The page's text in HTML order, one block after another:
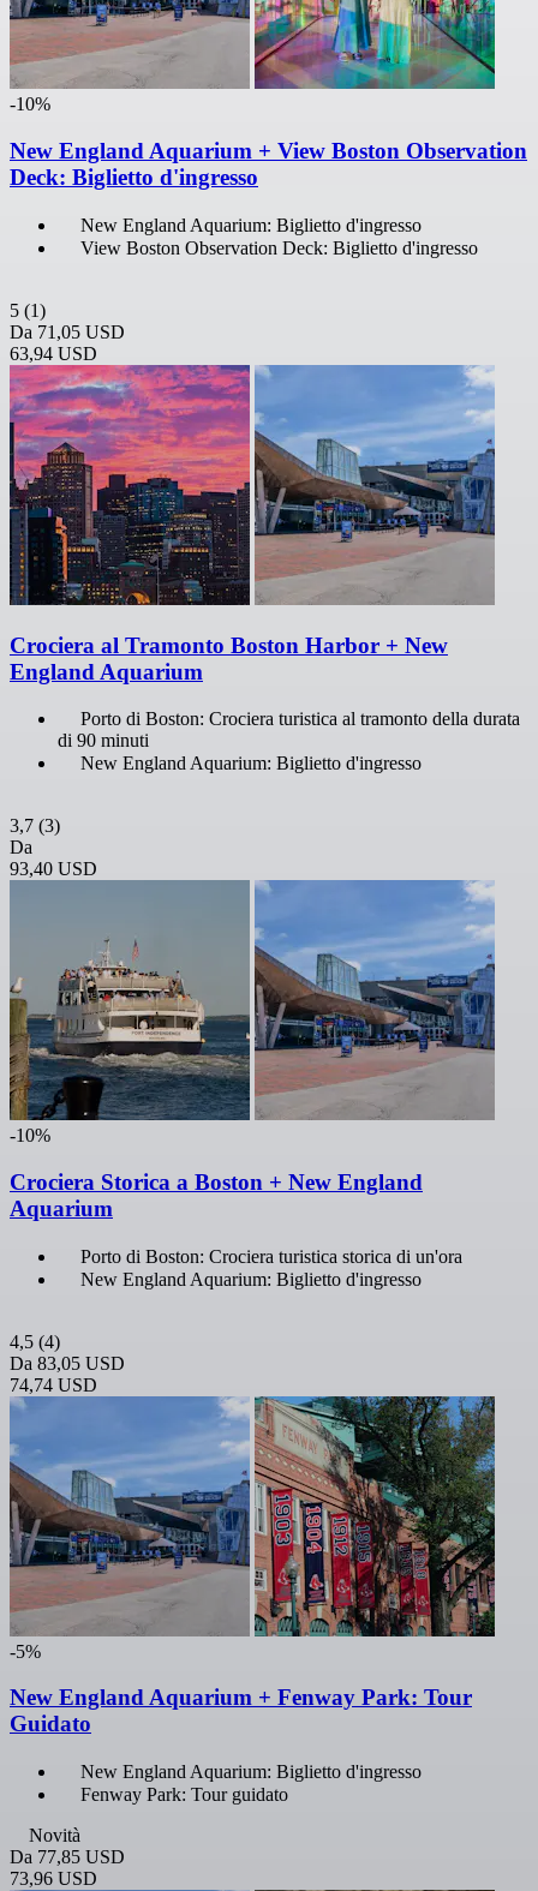
-10%
New England Aquarium + View Boston Observation
Deck: Biglietto d'ingresso
New England Aquarium: Biglietto d'ingresso
View Boston Observation Deck: Biglietto d'ingresso
5 (1)
Da 71,05 USD
63,94 USD
Crociera al Tramonto Boston Harbor + New
England Aquarium
Porto di Boston: Crociera turistica al tramonto della durata
di 90 minuti
New England Aquarium: Biglietto d'ingresso
3,7 (3)
Da
93,40 USD
-10%
Crociera Storica a Boston + New England
Aquarium
Porto di Boston: Crociera turistica storica di un'ora
New England Aquarium: Biglietto d'ingresso
4,5 (4)
Da 83,05 USD
74,74 USD
-5%
New England Aquarium + Fenway Park: Tour
Guidato
New England Aquarium: Biglietto d'ingresso
Fenway Park: Tour guidato
Novità
Da 77,85 USD
73,96 USD